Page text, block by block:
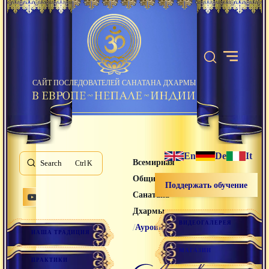
САЙТ ПОСЛЕДОВАТЕЛЕЙ САНАТАНА ДХАРМЫ
Search K
НАША ТРАДИЦИЯ
ПРАКТИКИ
Всемирная
Община
Санатана
Дхармы
/Ауровиль
En De It
Поддержать обучение
ВИДЕОГАЛЕРЕЯ
МАГАЗИН